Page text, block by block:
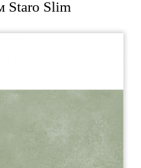
Staro Slim